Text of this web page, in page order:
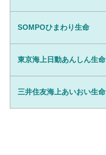
SOMPOひまわり生命
東京海上日動あんしん生命
三井住友海上あいおい生命